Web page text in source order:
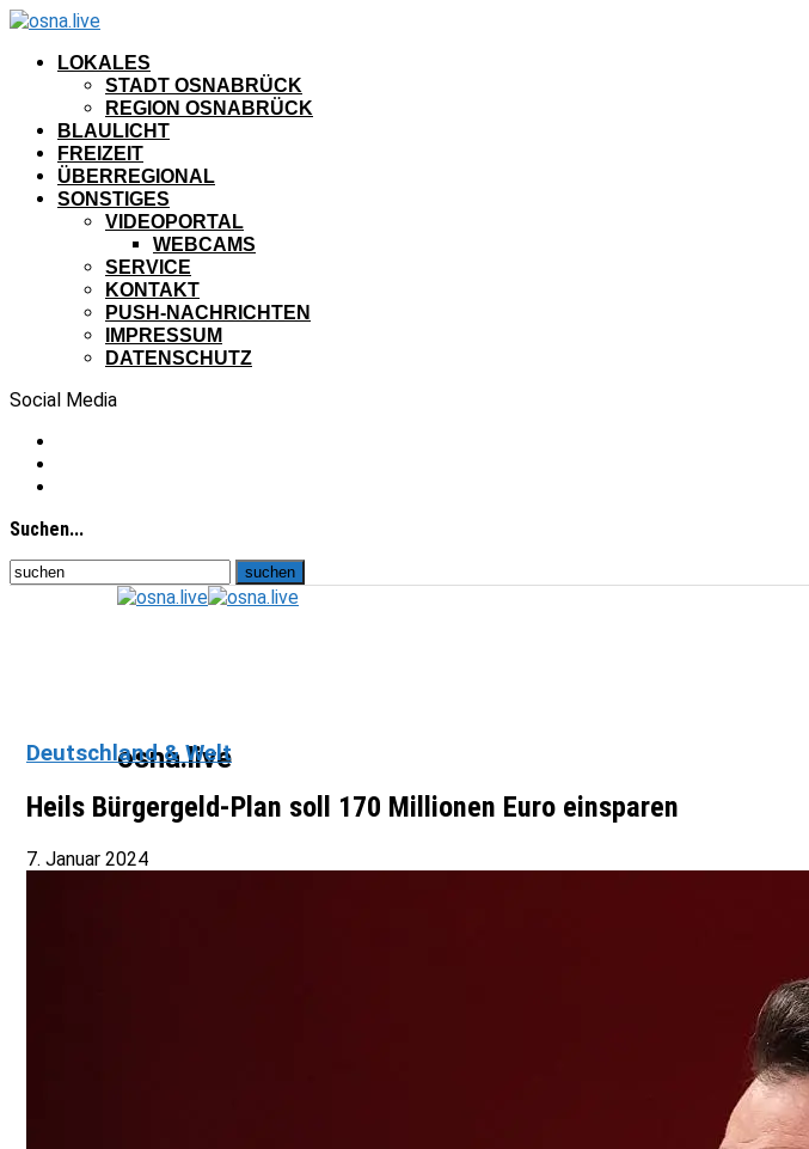
LOKALES
STADT OSNABRÜCK
REGION OSNABRÜCK
BLAULICHT
FREIZEIT
ÜBERREGIONAL
SONSTIGES
VIDEOPORTAL
WEBCAMS
SERVICE
KONTAKT
PUSH-NACHRICHTEN
IMPRESSUM
DATENSCHUTZ
Social Media
Suchen...
osna.live
Deutschland & Welt
Heils Bürgergeld-Plan soll 170 Millionen Euro einsparen
7. Januar 2024